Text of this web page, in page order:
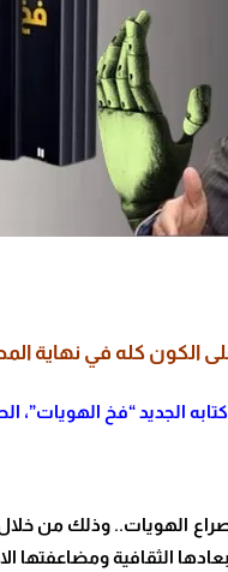
كله في نهاية
الهويات.. وذلك من
الثقافية ومضاعفتها